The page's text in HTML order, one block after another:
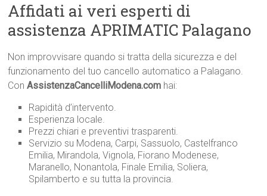
Affidati ai veri esperti di
assistenza APRIMATIC Palagano
Non improvvisare quando si tratta della sicurezza e del
funzionamento del tuo cancello automatico a Palagano.
ConAssistenzaCancelliModena.com hai:
Rapidità d’intervento.
Esperienza locale.
Prezzi chiari e preventivi trasparenti.
Servizio su Modena, Carpi, Sassuolo, Castelfranco
Emilia, Mirandola, Vignola, Fiorano Modenese,
Maranello, Nonantola, Finale Emilia, Soliera,
Spilamberto e su tutta la provincia.